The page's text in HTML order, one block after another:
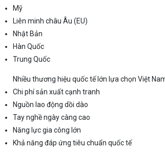
Mỹ
Liên minh châu Âu (EU)
Nhật Bản
Hàn Quốc
Trung Quốc
Nhiều thương hiệu quốc tế lớn lựa chọn Việt
Chi phí sản xuất cạnh tranh
Nguồn lao động dồi dào
Tay nghề ngày càng cao
Năng lực gia công lớn
Khả năng đáp ứng tiêu chuẩn quốc tế